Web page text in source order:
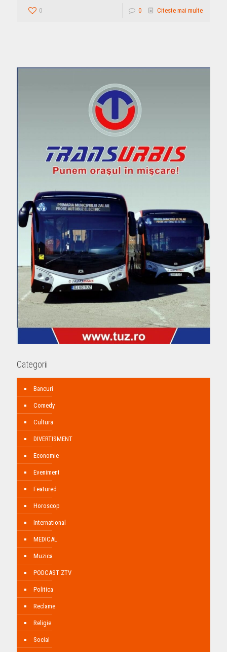
0 0 Citeste mai multe
Categorii
Bancuri
Comedy
Cultura
DIVERTISMENT
Economie
Eveniment
Featured
Horoscop
International
MEDICAL
Muzica
PODCAST ZTV
Politica
Reclame
Religie
Social